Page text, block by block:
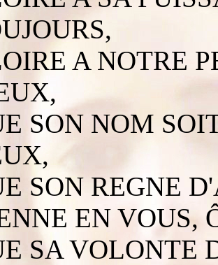
A NOTRE
SON NOM
SON REGNE
EN VOUS,
SA VOLONTE